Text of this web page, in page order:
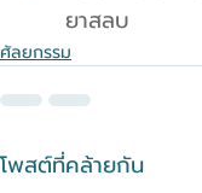
ยาสลบ
ศัลยกรรม
โพสต์ที่คล้ายกัน